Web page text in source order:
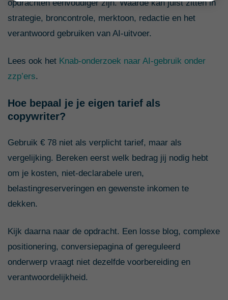
opdrachten eenvoudiger zijn. Waarde kan juist zitten in
strategie, broncontrole, merktoon, redactie en het
verantwoord gebruiken van AI-uitvoer.
Lees ook het Knab-onderzoek naar AI-gebruik onder
zzp’ers.
Hoe bepaal je je eigen tarief als
copywriter?
Gebruik € 78 niet als verplicht tarief, maar als
vergelijking. Bereken eerst welk bedrag jij nodig hebt
om je kosten, niet-declarabele uren,
belastingreserveringen en gewenste inkomen te
dekken.
Kijk daarna naar de opdracht. Een losse blog, complexe
positionering, conversiepagina of gereguleerd
onderwerp vraagt niet dezelfde voorbereiding en
verantwoordelijkheid.